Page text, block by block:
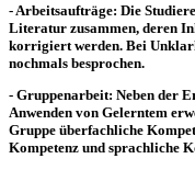
- Arbeitsaufträge: Die
Literatur zusammen, deren
korrigiert werden. Bei
nochmals besprochen.
- Gruppenarbeit: Neben der
Anwenden von Gelerntem
Gruppe überfachliche
Kompetenz und sprachliche